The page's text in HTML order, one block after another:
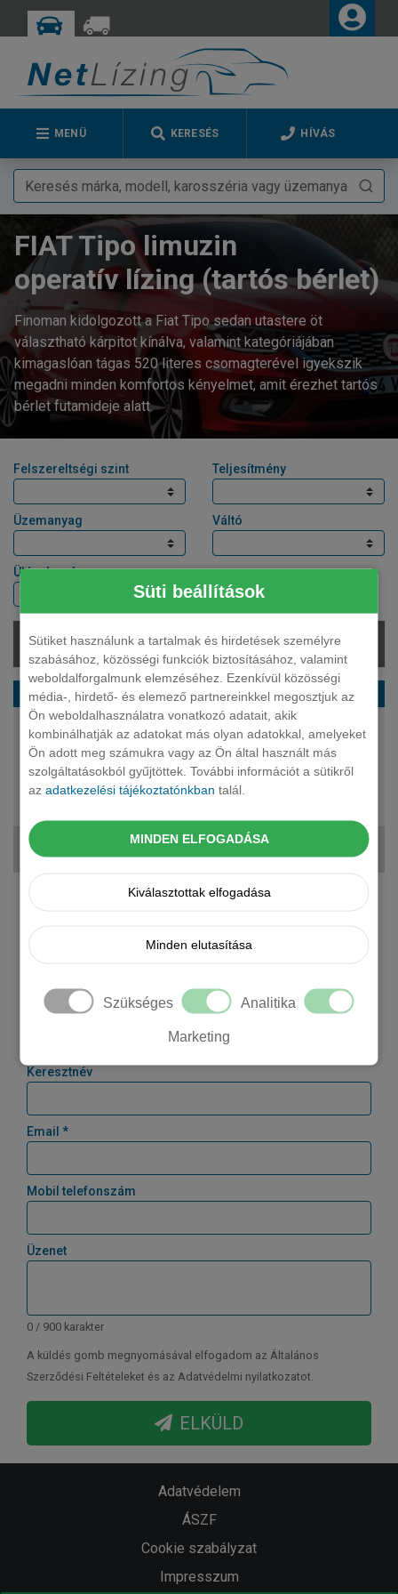
Süti beállítások
Sütiket használunk a tartalmak és hirdetések személyre
szabásához, közösségi funkciók biztosításához, valamint
weboldalforgalmunk elemzéséhez. Ezenkívül közösségi
média-, hirdető- és elemező partnereinkkel megosztjuk az
Ön weboldalhasználatra vonatkozó adatait, akik
kombinálhatják az adatokat más olyan adatokkal, amelyeket
Ön adott meg számukra vagy az Ön által használt más
szolgáltatásokból gyűjtöttek. További információt a sütikről
azadatkezelési tájékoztatónkban talál.
MINDEN ELFOGADÁSA
Kiválasztottak elfogadása
Minden elutasítása
Szükséges Analitika
Marketing
MENÜ KERESÉS HÍVÁS
FIAT Tipo limuzin
operatív lízing (tartós bérlet)
Finoman kidolgozott a Fiat Tipo sedan utastere öt
választható kárpitot kínálva, valamint kategóriájában
kimagaslóan tágas 520 literes csomagterével igyekszik
megadni minden komfortos kényelmet, amit érezhet tartós
bérlet futamideje alatt.
Felszereltségi szint Teljesítmény
Üzemanyag Váltó
Ülések száma
Elérhető:
FIAT Tipo limuzin 1.6 Multijet City
130 LE
diesel
manuális
5 fő
Kérjen tőlünk árajánlatot!
Cégnév *
Vezetéknév
Keresztnév
Email *
Mobil telefonszám
Üzenet
0 / 900 karakter
A küldés gomb megnyomásával elfogadom az Általános
Szerződési Feltételeket és az Adatvédelmi nyilatkozatot.
ELKÜLD
Adatvédelem
ÁSZF
Cookie szabályzat
Impresszum